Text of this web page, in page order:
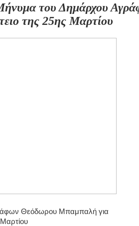
του Δημάρχου
της 25ης Μαρτίου
Θεόδωρου Μπαμπαλή για
Μαρτίου